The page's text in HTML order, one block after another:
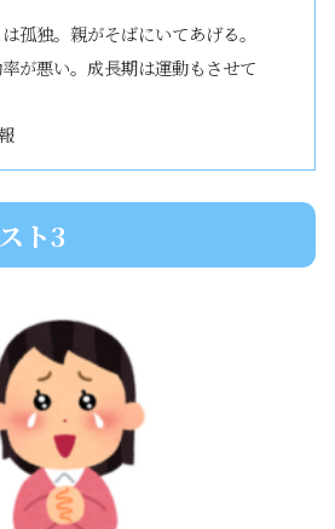
孤独。親がそばにいてあげる。
が悪い。成長期は運動もさせて
ト3